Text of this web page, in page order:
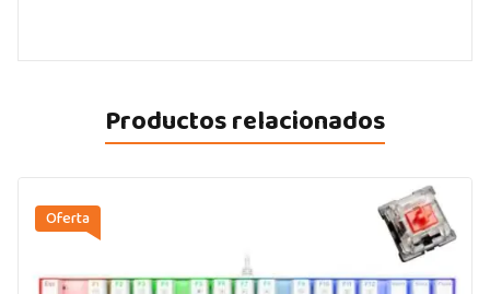
Productos relacionados
Oferta